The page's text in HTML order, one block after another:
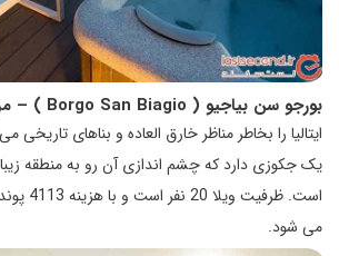
بورجو سن بیاجیو ( Borgo San Biagio
) –
ایتالیا را بخاطر مناظر خارق العاده و بناهای تاریخی
یک جکوزی دارد که چشم اندازی آن رو به منطقه
است.
می شود.